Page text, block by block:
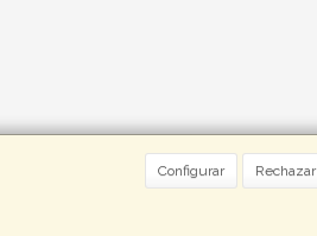
Configurar Rechazar